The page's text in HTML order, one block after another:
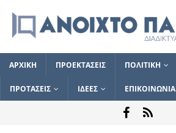
ΑΡΧΙΚΗ ΠΡΟΕΚΤΑΣΕΙΣ ΠΟΛΙΤΙΚΗ
ΠΡΟΤΑΣΕΙΣ ΙΔΕΕΣ ΕΠΙΚΟΙΝΩΝΙΑ